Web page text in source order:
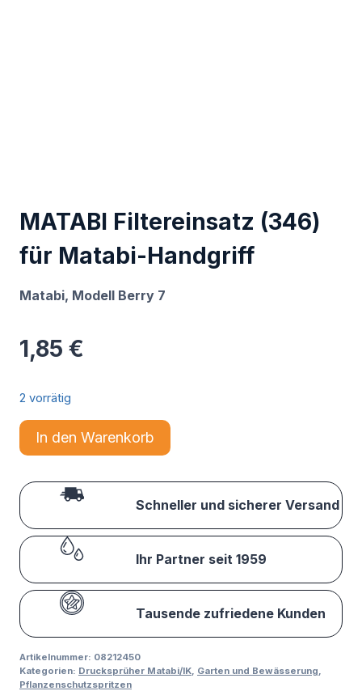
MATABI Filtereinsatz (346)
für Matabi-Handgriff
Matabi, Modell Berry 7
1,85 €
2 vorrätig
In den Warenkorb
Schneller und sicherer Versand
Ihr Partner seit 1959
Tausende zufriedene Kunden
Artikelnummer: 08212450
Kategorien: Drucksprüher Matabi/IK Garten und Bewässerung
Pflanzenschutzspritzen